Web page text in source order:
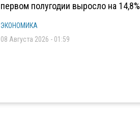
первом полугодии выросло на 14,8%
ЭКОНОМИКА
08 Августа 2026 - 01:59